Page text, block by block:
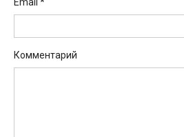
Комментарий